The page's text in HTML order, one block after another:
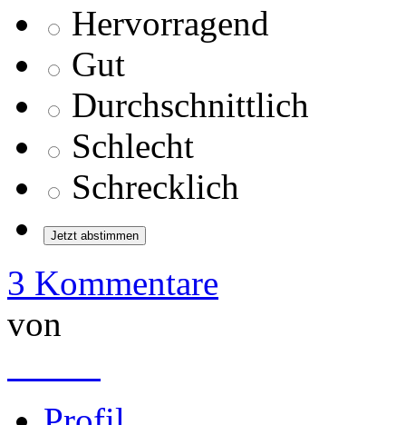
Hervorragend
Gut
Durchschnittlich
Schlecht
Schrecklich
3 Kommentare
von